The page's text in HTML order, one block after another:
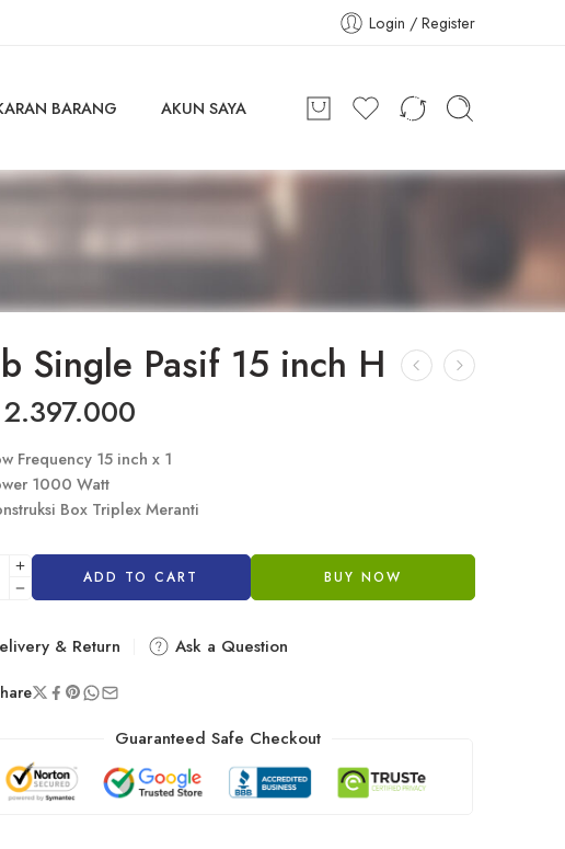
Login / Register
BARANG AKUN SAYA
Single Pasif 15 inch H
2.397.000
Frequency 15 inch x 1
1000 Watt
Box Triplex Meranti
ADD TO CART BUY NOW
& Return Ask a Question
Guaranteed Safe Checkout